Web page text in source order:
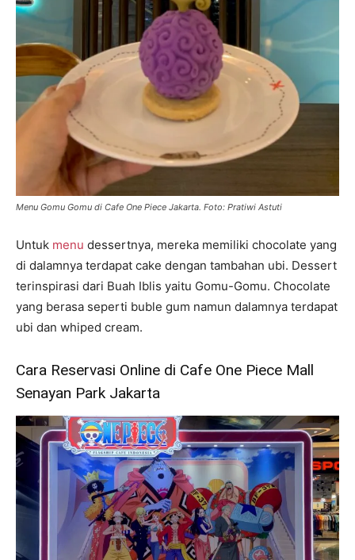
Menu Gomu Gomu di Cafe One Piece Jakarta. Foto: Pratiwi Astuti
Untuk menu dessertnya, mereka memiliki chocolate yang
di dalamnya terdapat cake dengan tambahan ubi. Dessert
terinspirasi dari Buah Iblis yaitu Gomu-Gomu. Chocolate
yang berasa seperti buble gum namun dalamnya terdapat
ubi dan whiped cream.
Cara Reservasi Online di Cafe One Piece Mall
Senayan Park Jakarta